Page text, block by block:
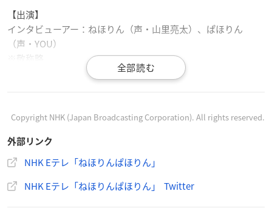
【出演】
インタビューアー：ねほりん（声・山里亮太）、ぱほりん
（声・YOU）
ネットで見たら定価よりもはるかに高い値段で出品されて
いる。
『転売ヤー』が今回のゲストです。
Copyright NHK (Japan Broadcasting Corporation). All rights reserved.
外部リンク
NHK Eテレ「ねほりんぱほりん」
NHK Eテレ「ねほりんぱほりん」 Twitter